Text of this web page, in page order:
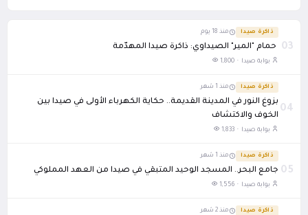
03
ذاكرة صيدا منذ 18 يوم
حمام "المير" الصيداوي: ذاكرة صيدا المهدّمة
بوابة صيدا · 1,800
04
ذاكرة صيدا منذ 1 شهر
بزوغ النور في المدينة القديمة.. حكاية الكهرباء الأولى في صيدا بين
الخوف والاكتشاف
بوابة صيدا · 1,833
05
ذاكرة صيدا منذ 1 شهر
جامع البحر.. المسجد الوحيد المتبقي في صيدا من العهد المملوكي
بوابة صيدا · 1,556
ذاكرة صيدا منذ 2 شهر